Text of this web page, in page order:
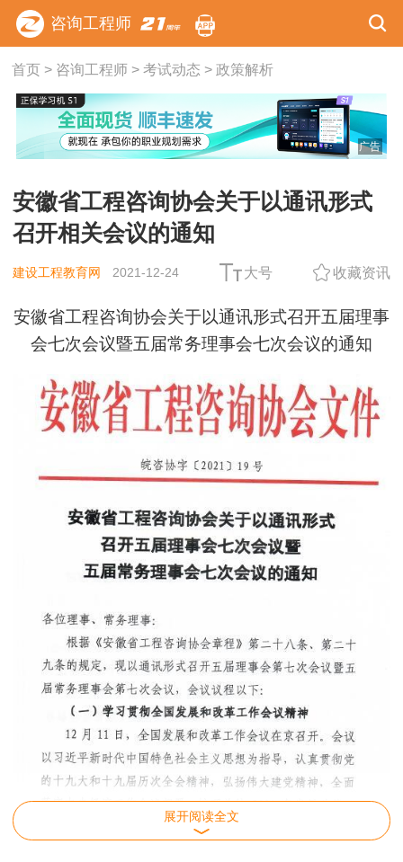
咨询工程师
首页> 咨询工程师> 考试动态 > 政策解析
广告
安徽省工程咨询协会关于以通讯形式
召开相关会议的通知
建设工程教育网 2021-12-24 大号 收藏资讯
安徽省工程咨询协会关于以通讯形式召开五届理事
会七次会议暨五届常务理事会七次会议的通知
展开阅读全文